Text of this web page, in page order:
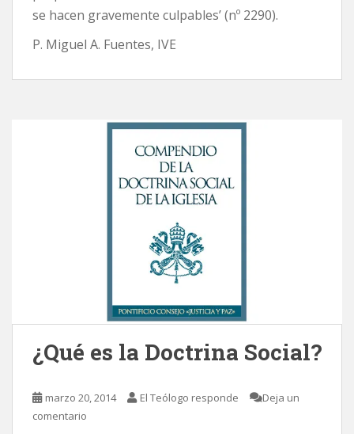
se hacen gravemente culpables’ (nº 2290).
P. Miguel A. Fuentes, IVE
¿Qué es la Doctrina Social?
marzo 20, 2014 El Teólogo responde
Deja un
comentario